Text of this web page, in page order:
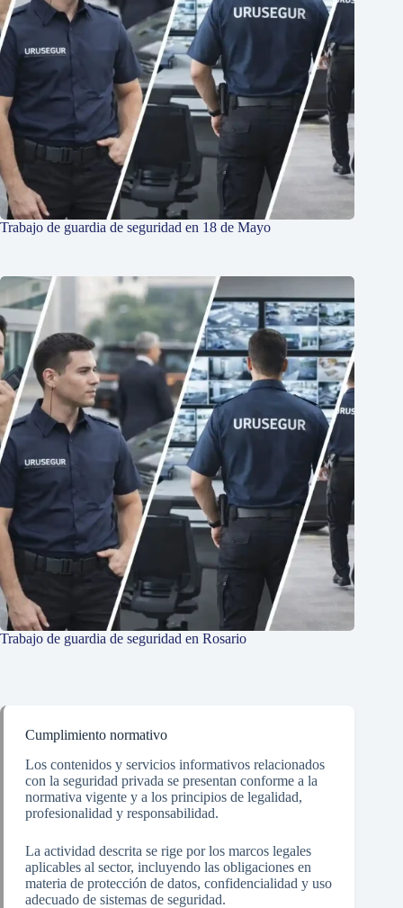
Trabajo de guardia de seguridad en 18 de Mayo
Trabajo de guardia de seguridad en Rosario
Cumplimiento normativo
Los contenidos y servicios informativos relacionados
con la seguridad privada se presentan conforme a la
normativa vigente y a los principios de legalidad,
profesionalidad y responsabilidad.
La actividad descrita se rige por los marcos legales
aplicables al sector, incluyendo las obligaciones en
materia de protección de datos, confidencialidad y uso
adecuado de sistemas de seguridad.